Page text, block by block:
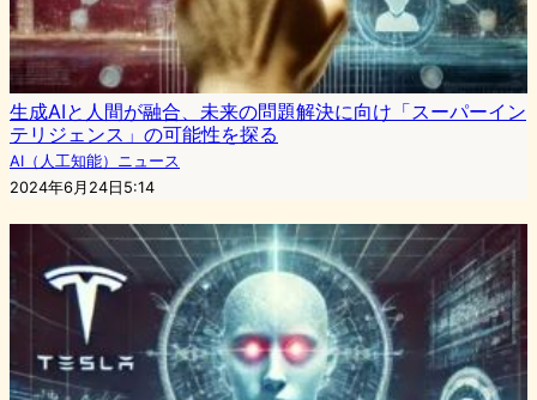
生成AIと人間が融合、未来の問題解決に向け「スーパーイン
テリジェンス」の可能性を探る
AI（人工知能）ニュース
2024年6月24日5:14